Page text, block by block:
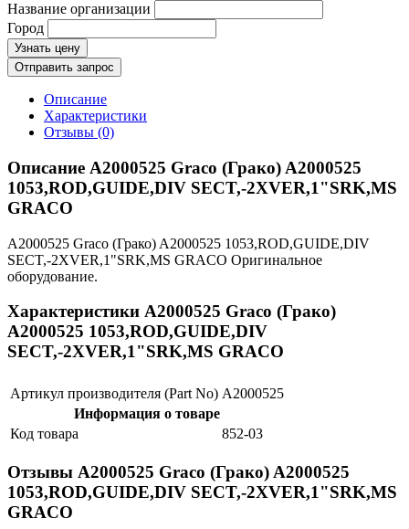
Название организации
Город
Узнать цену
Отправить запрос
Описание
Характеристики
Отзывы (0)
Описание A2000525 Graco (Грако) A2000525
1053,ROD,GUIDE,DIV SECT,-2XVER,1"SRK,MS
GRACO
A2000525 Graco (Грако) A2000525 1053,ROD,GUIDE,DIV
SECT,-2XVER,1"SRK,MS GRACO Оригинальное
оборудование.
Характеристики A2000525 Graco (Грако)
A2000525 1053,ROD,GUIDE,DIV
SECT,-2XVER,1"SRK,MS GRACO
Артикул производителя (Part No) A2000525
Информация о товаре
Код товара
852-03
Отзывы A2000525 Graco (Грако) A2000525
1053,ROD,GUIDE,DIV SECT,-2XVER,1"SRK,MS
GRACO